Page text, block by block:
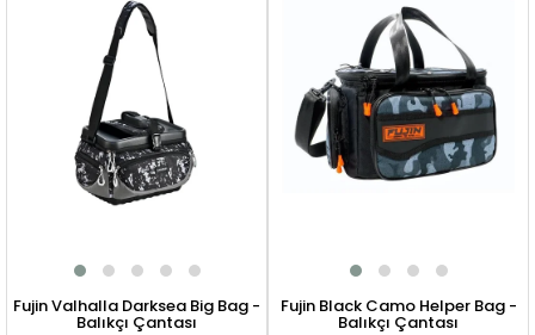
Fujin Valhalla Darksea Big Bag -
Balıkçı Çantası
Fujin Black Camo Helper Bag -
Balıkçı Çantası